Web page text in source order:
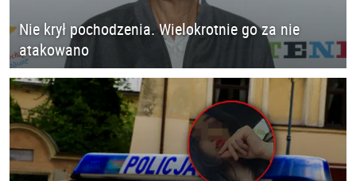
Nie krył pochodzenia. Wielokrotnie go za nie
atakowano